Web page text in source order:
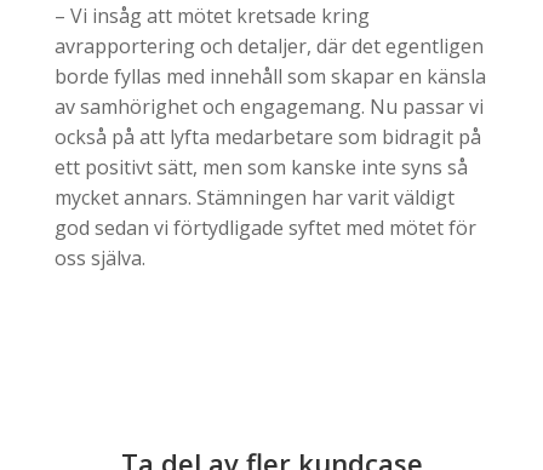
– Vi insåg att mötet kretsade kring
avrapportering och detaljer, där det egentligen
borde fyllas med innehåll som skapar en känsla
av samhörighet och engagemang. Nu passar vi
också på att lyfta medarbetare som bidragit på
ett positivt sätt, men som kanske inte syns så
mycket annars. Stämningen har varit väldigt
god sedan vi förtydligade syftet med mötet för
oss själva.
Ta del av fler kundcase